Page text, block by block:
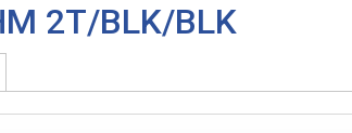
2T/BLK/BLK